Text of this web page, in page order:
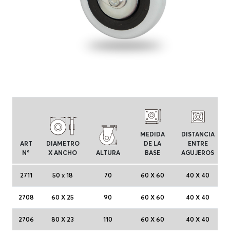
ART
Nº
DIAMETRO
X ANCHO
ALTURA
MEDIDA
DE LA
BASE
DISTANCIA
ENTRE
AGUJEROS
2711 50 x 18 70 60 X 60 40 X 40
2708 60 X 25 90 60 X 60 40 X 40
2706 80 X 23 110 60 X 60 40 X 40